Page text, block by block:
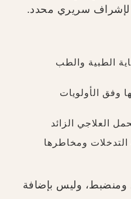
BALANCE Rehab Clinic لإشراف سريري محدد.
الطبية والطب
وفق الأولويات
العلاجي الزائد
ومخاطرها
ومنضبط، وليس بإضافة